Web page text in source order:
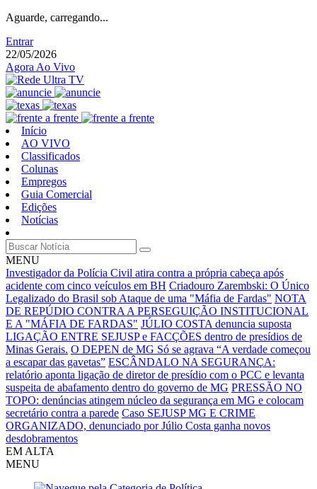
Aguarde, carregando...
Entrar
22/05/2026
Agora Ao Vivo
Início
AO VIVO
Classificados
Colunas
Empregos
Guia Comercial
Edições
Notícias
MENU
Investigador da Polícia Civil atira contra a própria cabeça após
acidente com cinco veículos em BH Criadouro Zarembski: O Único
Legalizado do Brasil sob Ataque de uma "Máfia de Fardas" NOTA
DE REPÚDIO CONTRA A PERSEGUIÇÃO INSTITUCIONAL
E A "MÁFIA DE FARDAS" JÚLIO COSTA denuncia suposta
LIGAÇÃO ENTRE SEJUSP e FACÇÕES dentro de presídios de
Minas Gerais. O DEPEN de MG Só se agrava “A verdade começou
a escapar das gavetas” ESCÂNDALO NA SEGURANÇA:
relatório aponta ligação de diretor de presídio com o PCC e levanta
suspeita de abafamento dentro do governo de MG PRESSÃO NO
TOPO: denúncias atingem núcleo da segurança em MG e colocam
secretário contra a parede Caso SEJUSP MG E CRIME
ORGANIZADO, denunciado por Júlio Costa ganha novos
desdobramentos
EM ALTA
MENU